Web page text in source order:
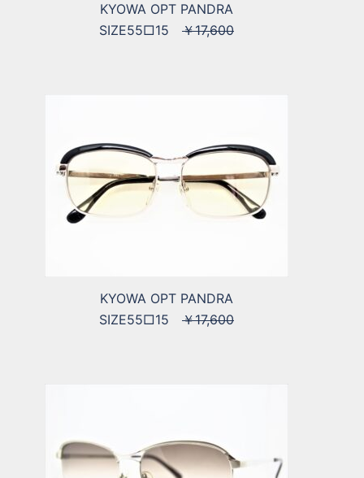
KYOWA OPT PANDRA
SIZE55□15 ￥17,600
KYOWA OPT PANDRA
SIZE55□15 ￥17,600